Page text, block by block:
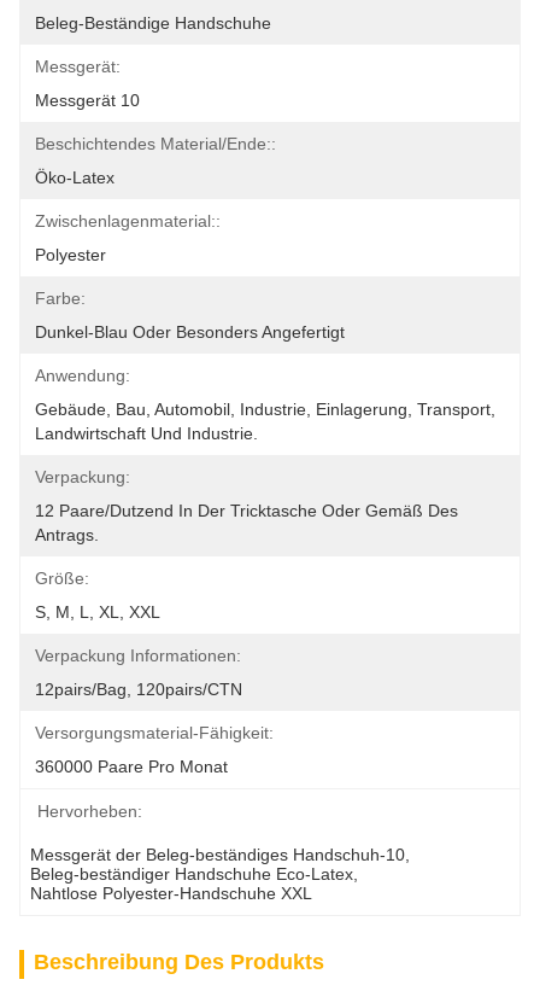
Beleg-Beständige Handschuhe
Messgerät:
Messgerät 10
Beschichtendes Material/Ende::
Öko-Latex
Zwischenlagenmaterial::
Polyester
Farbe:
Dunkel-Blau Oder Besonders Angefertigt
Anwendung:
Gebäude, Bau, Automobil, Industrie, Einlagerung, Transport,
Landwirtschaft Und Industrie.
Verpackung:
12 Paare/Dutzend In Der Tricktasche Oder Gemäß Des
Antrags.
Größe:
S, M, L, XL, XXL
Verpackung Informationen:
12pairs/bag, 120pairs/CTN
Versorgungsmaterial-Fähigkeit:
360000 Paare Pro Monat
Hervorheben:
Messgerät der Beleg-beständiges Handschuh-10
Beleg-beständiger Handschuhe Eco-Latex
Nahtlose Polyester-Handschuhe XXL
Beschreibung Des Produkts